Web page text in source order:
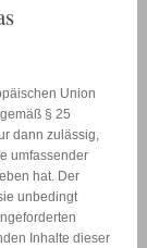
Union
§ 25
dann zulässig,
umfassender
hat. Der
unbedingt
Inhalte dieser